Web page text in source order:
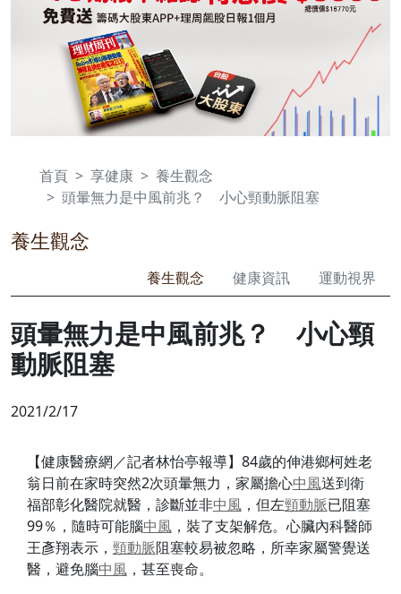
首頁 享健康
養生觀念
頭暈無力是中風前兆？ 小心頸動脈阻塞
養生觀念
養生觀念 健康資訊 運動視界
頭暈無力是中風前兆？ 小心頸
動脈阻塞
2021/2/17
【健康醫療網／記者林怡亭報導】84歲的伸港鄉柯姓老
翁日前在家時突然2次頭暈無力，家屬擔心中風送到衛
福部彰化醫院就醫，診斷並非中風，但左頸動脈已阻塞
99％，隨時可能腦中風，裝了支架解危。心臟內科醫師
王彥翔表示， 頸動脈阻塞較易被忽略，所幸家屬警覺送
醫，避免腦中風，甚至喪命。